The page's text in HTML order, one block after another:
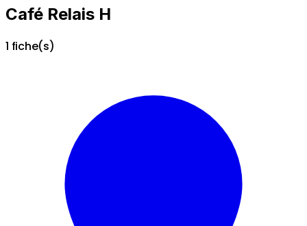
Café Relais H
1 fiche(s)